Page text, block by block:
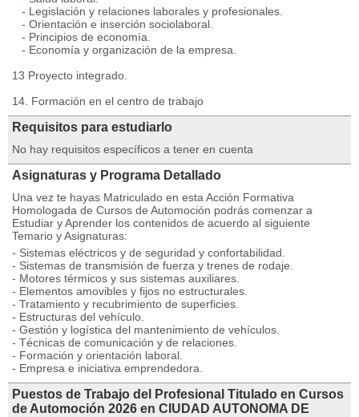
- Legislación y relaciones laborales y profesionales.
- Orientación e inserción sociolaboral.
- Principios de economía.
- Economía y organización de la empresa.
13 Proyecto integrado.
14. Formación en el centro de trabajo
Requisitos para estudiarlo
No hay requisitos específicos a tener en cuenta
Asignaturas y Programa Detallado
Una vez te hayas Matriculado en esta Acción Formativa
Homologada de Cursos de Automoción podrás comenzar a
Estudiar y Aprender los contenidos de acuerdo al siguiente
Temario y Asignaturas:
- Sistemas eléctricos y de seguridad y confortabilidad.
- Sistemas de transmisión de fuerza y trenes de rodaje.
- Motores térmicos y sus sistemas auxiliares.
- Elementos amovibles y fijos no estructurales.
- Tratamiento y recubrimiento de superficies.
- Estructuras del vehículo.
- Gestión y logística del mantenimiento de vehículos.
- Técnicas de comunicación y de relaciones.
- Formación y orientación laboral.
- Empresa e iniciativa emprendedora.
Puestos de Trabajo del Profesional Titulado en Cursos
de Automoción 2026 en CIUDAD AUTONOMA DE